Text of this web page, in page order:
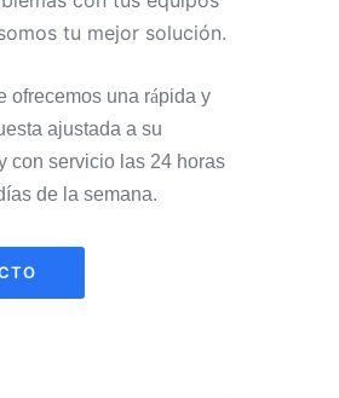
tu mejor solución.
ofrecemos una rápida y
ajustada a su
con servicio las 24 horas
de la semana.